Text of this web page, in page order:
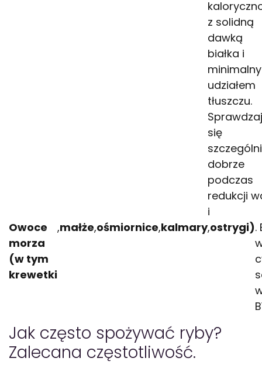
z solidną
dawką
białka i
udziałem
tłuszczu.
się
dobrze
podczas
redukcji
i
Owoce
morza
(w tym
krewetki
,małże,ośmiornice,kalmary,ostrygi).
Jak często spożywać ryby?
Zalecana częstotliwość.